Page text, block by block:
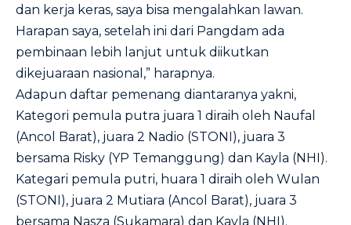
dan kerja keras, saya bisa mengalahkan lawan.
Harapan saya, setelah ini dari Pangdam ada
pembinaan lebih lanjut untuk diikutkan
dikejuaraan nasional,” harapnya.
Adapun daftar pemenang diantaranya yakni,
Kategori pemula putra juara 1 diraih oleh Naufal
(Ancol Barat), juara 2 Nadio (STONI), juara 3
bersama Risky (YP Temanggung) dan Kayla (NHI).
Kategari pemula putri, huara 1 diraih oleh Wulan
(STONI), juara 2 Mutiara (Ancol Barat), juara 3
bersama Nasza (Sukamara) dan Kayla (NHI).